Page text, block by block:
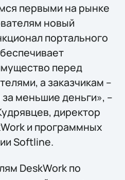
первыми на рынке
новый
портального
перед
а заказчикам –
меньшие деньги», –
директор
и программных
Softline.
DeskWork по